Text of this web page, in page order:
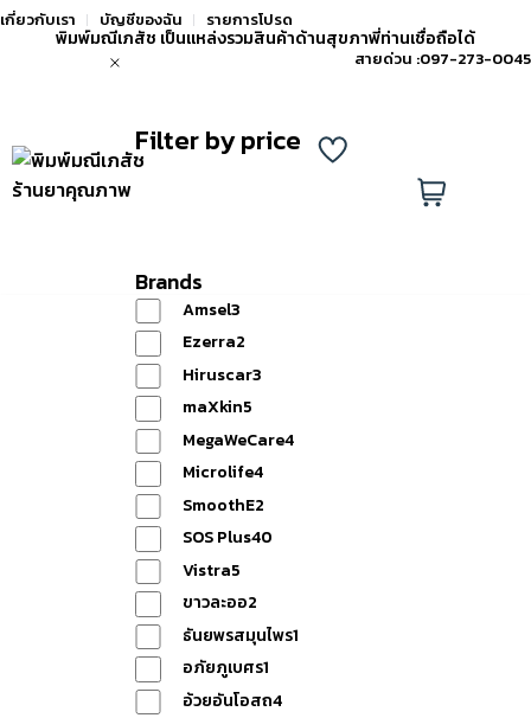
เกี่ยวกับเรา บัญชีของฉัน รายการโปรด
พิมพ์มณีเภสัช เป็นแหล่งรวมสินค้าด้านสุขภาพี่ท่านเชื่อถือได้
สายด่วน :097-273-0045
แอด
รายการ 0
Filter by price
Brands
Amsel3
Ezerra2
Hiruscar3
maXkin5
MegaWeCare4
Microlife4
SmoothE2
SOS Plus40
Vistra5
ขาวละออ2
ธันยพรสมุนไพร1
อภัยภูเบศร1
อ้วยอันโอสถ4